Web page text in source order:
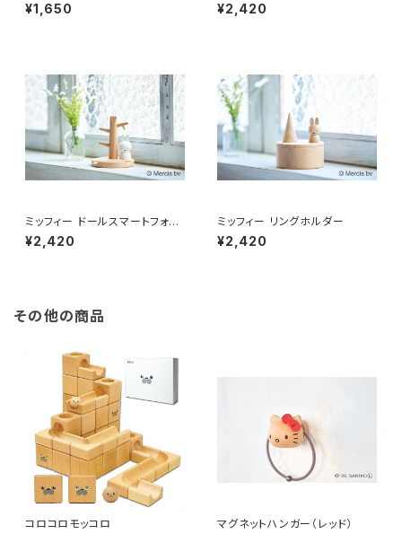
¥1,650 ¥2,420
ミッフィー ドールスマートフォン
スタンド
¥2,420
ミッフィー リングホルダー
¥2,420
その他の商品
コロコロモッコロ マグネットハンガー（レッド）